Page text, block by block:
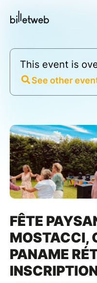
This event is
See other
FÊTE
MOSTACCI,
PANAME